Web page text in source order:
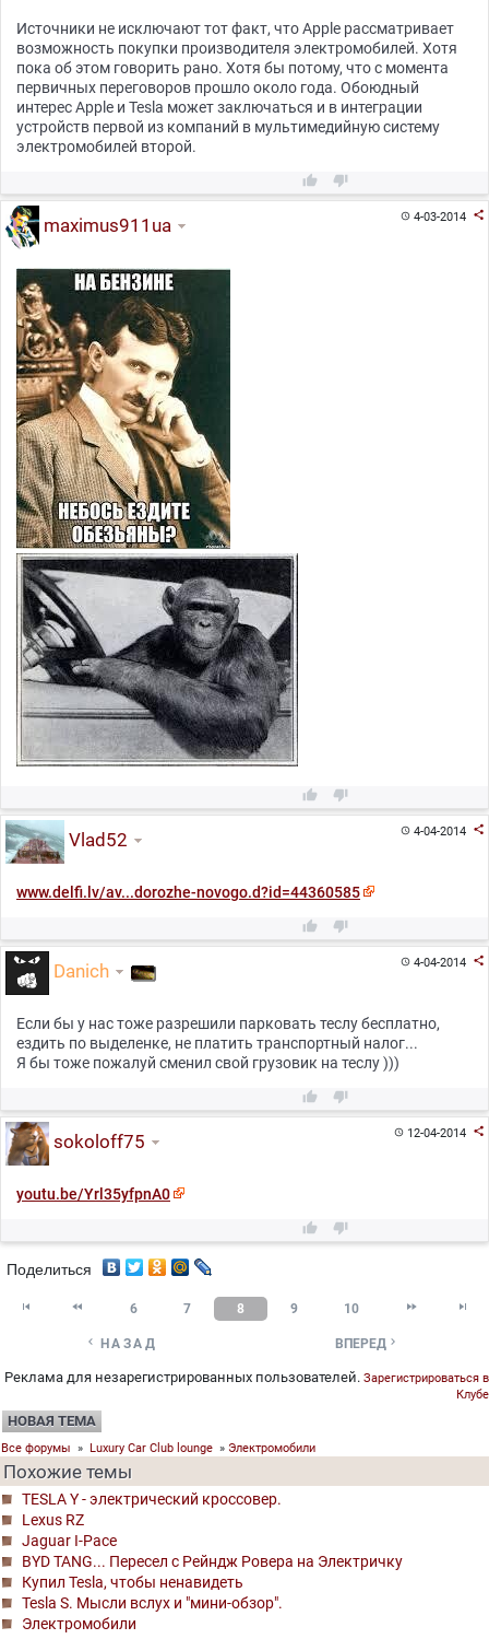
Источники не исключают тот факт, что Apple рассматривает
возможность покупки производителя электромобилей. Хотя
пока об этом говорить рано. Хотя бы потому, что с момента
первичных переговоров прошло около года. Обоюдный
интерес Apple и Tesla может заключаться и в интеграции
устройств первой из компаний в мультимедийную систему
электромобилей второй.
 
4-03-2014 
maximus911ua
 
4-04-2014 
Vlad52
www.delfi.lv/av...dorozhe-novogo.d?id=44360585
 
4-04-2014 
Danich
Если бы у нас тоже разрешили парковать теслу бесплатно,
ездить по выделенке, не платить транспортный налог...
Я бы тоже пожалуй сменил свой грузовик на теслу )))
 
12-04-2014 
sokoloff75
youtu.be/Yrl35yfpnA0
 
Поделиться
  6 7 8 9 10  
 НАЗАД ВПЕРЕД 
Реклама для незарегистрированных пользователей. Зарегистрироваться в
Клубе
НОВАЯ ТЕМА
Все форумы » Luxury Car Club lounge » Электромобили
Похожие темы
TESLA Y - электрический кроссовер.
Lexus RZ
Jaguar I-Pace
BYD TANG... Пересел с Рейндж Ровера на Электричку
Купил Tesla, чтобы ненавидеть
Tesla S. Мысли вслух и "мини-обзор".
Электромобили